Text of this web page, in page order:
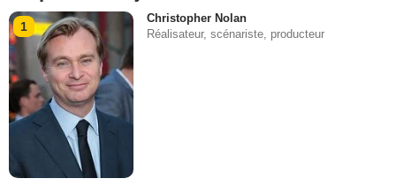
1
Christopher Nolan
Réalisateur, scénariste, producteur